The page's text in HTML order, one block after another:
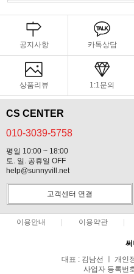
공지사항 카톡상담
상품리뷰 1:1문의
CS CENTER
010-3039-5758
평일 10:00 ~ 18:00
토. 일. 공휴일 OFF
help@sunnyvill.net
고객센터 연결
이용안내 이용약관
써
대표 : 김남선 ㅣ 개인
사업자 등록번